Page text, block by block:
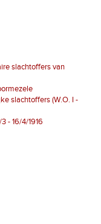
slachtoffers van
slachtoffers (W.O. I -
- 16/4/1916